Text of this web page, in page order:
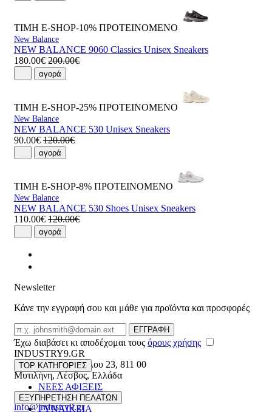
ΤΙΜΗ E-SHOP-10% ΠΡΟΤΕΙΝΟΜΕΝΟ
New Balance
NEW BALANCE 9060 Classics Unisex Sneakers
180.00€ 200.00€
αγορά
ΤΙΜΗ E-SHOP-25% ΠΡΟΤΕΙΝΟΜΕΝΟ
New Balance
NEW BALANCE 530 Unisex Sneakers
90.00€ 120.00€
αγορά
ΤΙΜΗ E-SHOP-8% ΠΡΟΤΕΙΝΟΜΕΝΟ
New Balance
NEW BALANCE 530 Shoes Unisex Sneakers
110.00€ 120.00€
αγορά
Newsletter
Κάνε την εγγραφή σου και μάθε για προϊόντα και προσφορές
Email
ΕΓΓΡΑΦΗ
Έχω διαβάσει κι αποδέχομαι τους όρους χρήσης
INDUSTRY9.GR
Ελευθέριου Βενιζέλου 23, 811 00
Μυτιλήνη,Λέσβος,Ελλάδα
22510 55629
info@industry9.gr
TOP ΚΑΤΗΓΟΡΙΕΣ
ΝΕΕΣ ΑΦΙΞΕΙΣ
ΑΝΔΡΙΚΑ
ΓΥΝΑΙΚΕΙΑ
ΕΞΥΠΗΡΕΤΗΣΗ ΠΕΛΑΤΩΝ